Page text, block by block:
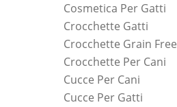
Cosmetica Per Gatti
Crocchette Gatti
Crocchette Grain Free
Crocchette Per Cani
Cucce Per Cani
Cucce Per Gatti